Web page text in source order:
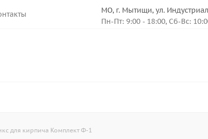
МО, г. Мытищи, ул.
Пн-Пт: 9:00 - 18:00, Сб-Вс:
для кирпича Комплект Ф-1